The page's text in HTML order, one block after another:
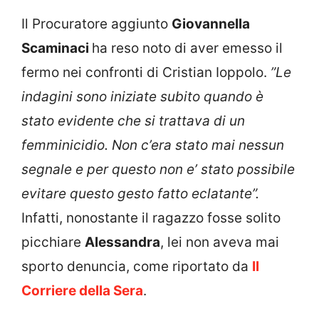
Il Procuratore aggiunto Giovannella
Scaminaci ha reso noto di aver emesso il
fermo nei confronti di Cristian Ioppolo. ”Le
indagini sono iniziate subito quando è
stato evidente che si trattava di un
femminicidio. Non c’era stato mai nessun
segnale e per questo non e’ stato possibile
evitare questo gesto fatto eclatante”.
Infatti, nonostante il ragazzo fosse solito
picchiare Alessandra, lei non aveva mai
sporto denuncia, come riportato da Il
Corriere della Sera.